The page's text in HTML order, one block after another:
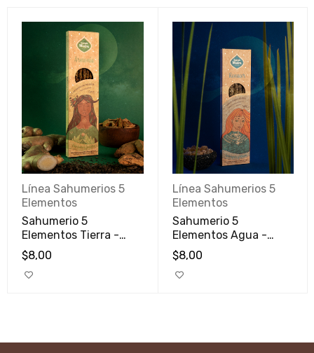
Línea Sahumerios 5
Elementos
Sahumerio 5
Elementos Tierra -
Armonía
$8,00
Línea Sahumerios 5
Elementos
Sahumerio 5
Elementos Agua -
Renacer
$8,00